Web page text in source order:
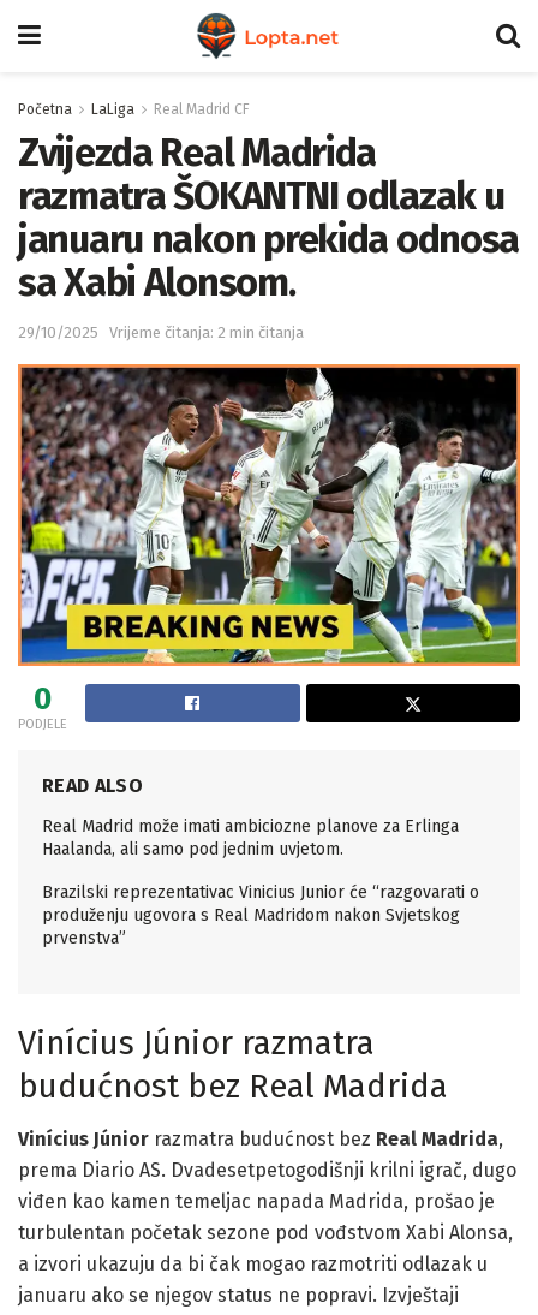
Početna LaLiga Real Madrid CF
Zvijezda Real Madrida
razmatra ŠOKANTNI odlazak u
januaru nakon prekida odnosa
sa Xabi Alonsom.
29/10/2025 Vrijeme čitanja: 2 min čitanja
0
PODJELE
READ ALSO
Real Madrid može imati ambiciozne planove za Erlinga
Haalanda, ali samo pod jednim uvjetom.
Brazilski reprezentativac Vinicius Junior će “razgovarati o
produženju ugovora s Real Madridom nakon Svjetskog
prvenstva”
Vinícius Júnior razmatra
budućnost bez Real Madrida
Vinícius Júnior razmatra budućnost bez Real Madrida,
prema Diario AS. Dvadesetpetogodišnji krilni igrač, dugo
viđen kao kamen temeljac napada Madrida, prošao je
turbulentan početak sezone pod vođstvom Xabi Alonsa,
a izvori ukazuju da bi čak mogao razmotriti odlazak u
januaru ako se njegov status ne popravi. Izvještaji